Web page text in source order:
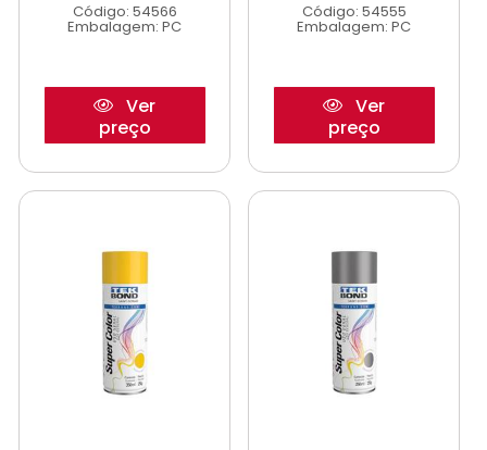
Código: 54566
Embalagem: PC
Ver
preço
Código: 54555
Embalagem: PC
Ver
preço